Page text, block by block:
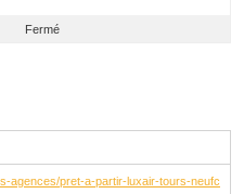
Fermé
agences/pret-a-partir-luxair-tours-neufc